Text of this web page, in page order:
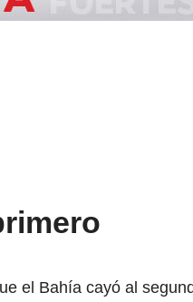
el Bahía cayó al